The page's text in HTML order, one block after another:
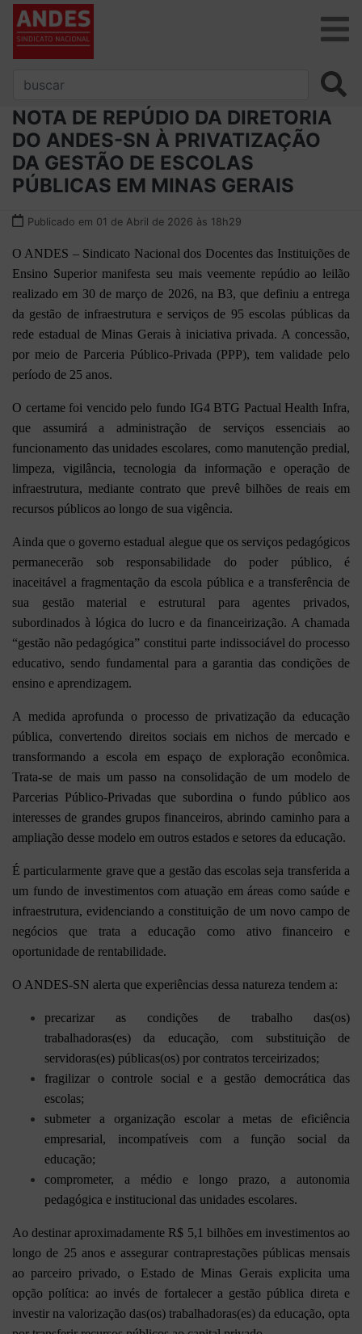
NOTA DE REPÚDIO DA DIRETORIA
DO ANDES-SN À PRIVATIZAÇÃO
DA GESTÃO DE ESCOLAS
PÚBLICAS EM MINAS GERAIS
Publicado em 01 de Abril de 2026 às 18h29
O ANDES – Sindicato Nacional dos Docentes das Instituições de
Ensino Superior manifesta seu mais veemente repúdio ao leilão
realizado em 30 de março de 2026, na B3, que definiu a entrega
da gestão de infraestrutura e serviços de 95 escolas públicas da
rede estadual de Minas Gerais à iniciativa privada. A concessão,
por meio de Parceria Público-Privada (PPP), tem validade pelo
período de 25 anos.
O certame foi vencido pelo fundo IG4 BTG Pactual Health Infra,
que assumirá a administração de serviços essenciais ao
funcionamento das unidades escolares, como manutenção predial,
limpeza, vigilância, tecnologia da informação e operação de
infraestrutura, mediante contrato que prevê bilhões de reais em
recursos públicos ao longo de sua vigência.
Ainda que o governo estadual alegue que os serviços pedagógicos
permanecerão sob responsabilidade do poder público, é
inaceitável a fragmentação da escola pública e a transferência de
sua gestão material e estrutural para agentes privados,
subordinados à lógica do lucro e da financeirização. A chamada
“gestão não pedagógica” constitui parte indissociável do processo
educativo, sendo fundamental para a garantia das condições de
ensino e aprendizagem.
A medida aprofunda o processo de privatização da educação
pública, convertendo direitos sociais em nichos de mercado e
transformando a escola em espaço de exploração econômica.
Trata-se de mais um passo na consolidação de um modelo de
Parcerias Público-Privadas que subordina o fundo público aos
interesses de grandes grupos financeiros, abrindo caminho para a
ampliação desse modelo em outros estados e setores da educação.
É particularmente grave que a gestão das escolas seja transferida a
um fundo de investimentos com atuação em áreas como saúde e
infraestrutura, evidenciando a constituição de um novo campo de
negócios que trata a educação como ativo financeiro e
oportunidade de rentabilidade.
O ANDES-SN alerta que experiências dessa natureza tendem a:
precarizar as condições de trabalho das(os)
trabalhadoras(es) da educação, com substituição de
servidoras(es) públicas(os) por contratos terceirizados;
fragilizar o controle social e a gestão democrática das
escolas;
submeter a organização escolar a metas de eficiência
empresarial, incompatíveis com a função social da
educação;
comprometer, a médio e longo prazo, a autonomia
pedagógica e institucional das unidades escolares.
Ao destinar aproximadamente R$ 5,1 bilhões em investimentos ao
longo de 25 anos e assegurar contraprestações públicas mensais
ao parceiro privado, o Estado de Minas Gerais explicita uma
opção política: ao invés de fortalecer a gestão pública direta e
investir na valorização das(os) trabalhadoras(es) da educação, opta